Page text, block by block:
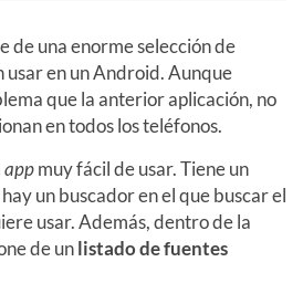
de una enorme selección de
usar en un Android. Aunque
que la anterior aplicación, no
en todos los teléfonos.
appmuy fácil de usar. Tiene un
un buscador en el que buscar el
usar. Además, dentro de la
de unlistado de fuentes